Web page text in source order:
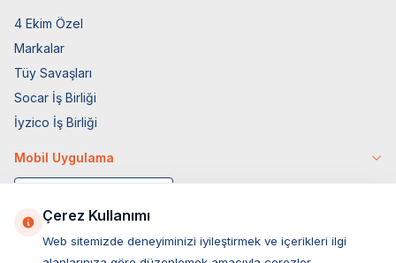
4 Ekim Özel
Markalar
Tüy Savaşları
Socar İş Birliği
İyzico İş Birliği
Mobil Uygulama
Çerez Kullanımı
Web sitemizde deneyiminizi iyileştirmek ve içerikleri ilgi